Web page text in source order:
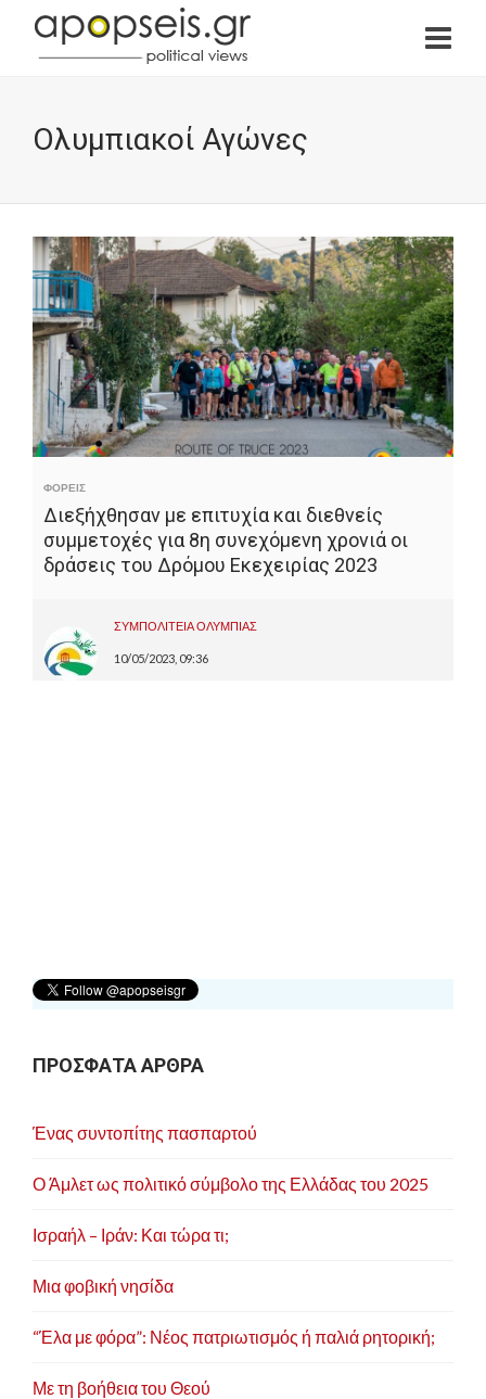
Ολυμπιακοί Αγώνες
ΦΟΡΕΙΣ
Διεξήχθησαν με επιτυχία και διεθνείς
συμμετοχές για 8η συνεχόμενη χρονιά οι
δράσεις του Δρόμου Εκεχειρίας 2023
ΣΥΜΠΟΛΙΤΕΙΑ ΟΛΥΜΠΙΑΣ
10/05/2023, 09:36
ΠΡΟΣΦΑΤΑ ΑΡΘΡΑ
Ένας συντοπίτης πασπαρτού
Ο Άμλετ ως πολιτικό σύμβολο της Ελλάδας του 2025
Ισραήλ – Ιράν: Και τώρα τι;
Μια φοβική νησίδα
“Έλα με φόρα”: Νέος πατριωτισμός ή παλιά ρητορική;
Με τη βοήθεια του Θεού